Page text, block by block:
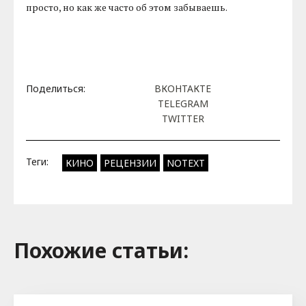
просто, но как же часто об этом забываешь.
Поделиться:
ВКОНТАКТЕ
TELEGRAM
TWITTER
Теги: КИНО РЕЦЕНЗИИ NOTEXT
Похожие cтатьи: